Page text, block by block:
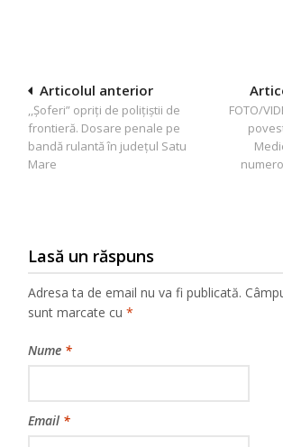
Navigare
în
articole
FOTO/
Articolul anterior
,,Șoferi” opriți de polițiștii de
frontieră. Dosare penale pe
bandă rulantă în județul Satu
Mare
Lasă un răspuns
Adresa ta de email nu va fi publicată.
sunt marcate cu*
Nume *
Email *